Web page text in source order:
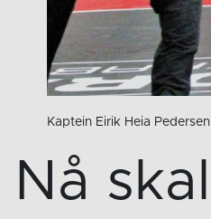
Kaptein Eirik Heia
Nå